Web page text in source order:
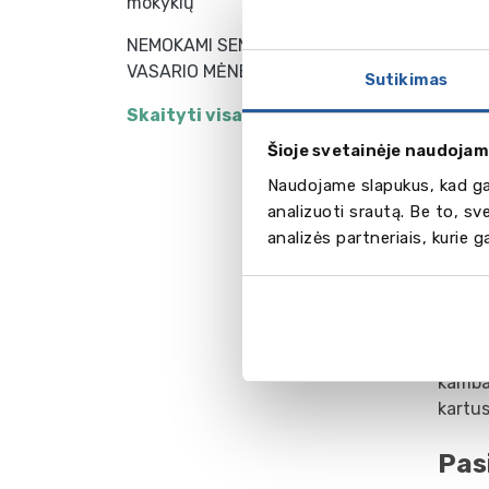
Sutikimas
Šioje svetainėje
Naudojame slapukus, kad
analizuoti srautą. Be to,
analizės partneriais, kurie
NEMOKAMI SEMINARAI SAUSIO -
VASARIO MĖNESĮ
Skaityti visas naujienas